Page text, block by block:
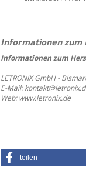
Informationen zum
LETRONIX GmbH -
E-Mail:
Web: www.letronix.de
teilen